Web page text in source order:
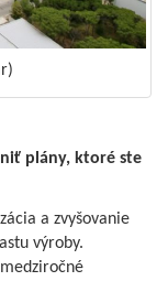
plány, ktoré ste
a zvyšovanie
výroby.